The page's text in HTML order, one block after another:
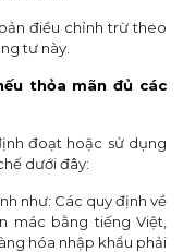
điều chỉnh trừ theo
tư này.
thỏa mãn đủ các
đoạt hoặc sử dụng
dưới đây:
như: Các quy định về
mác bằng tiếng Việt,
hóa nhập khẩu phải